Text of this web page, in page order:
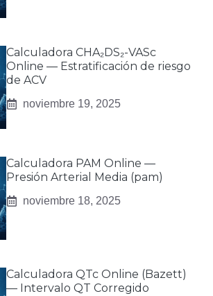
Calculadora CHA₂DS₂-VASc
Online — Estratificación de riesgo
de ACV
noviembre 19, 2025
Calculadora PAM Online —
Presión Arterial Media (pam)
noviembre 18, 2025
Calculadora QTc Online (Bazett)
— Intervalo QT Corregido